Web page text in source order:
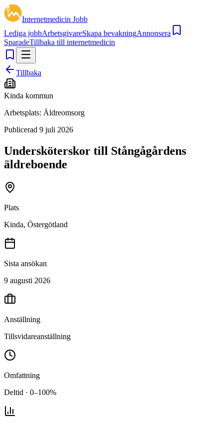
Internetmedicin Jobb
Lediga jobbArbetsgivareSkapa bevakningAnnonsera
SparadeTillbaka till internetmedicin
Tillbaka
Kinda kommun
Arbetsplats: Äldreomsorg
Publicerad 9 juli 2026
Undersköterskor till Stångågårdens
äldreboende
Plats
Kinda, Östergötland
Sista ansökan
9 augusti 2026
Anställning
Tillsvidareanställning
Omfattning
Deltid · 0–100%